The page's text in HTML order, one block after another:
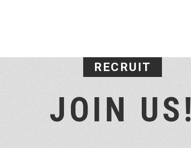
RECRUIT
JOIN US!